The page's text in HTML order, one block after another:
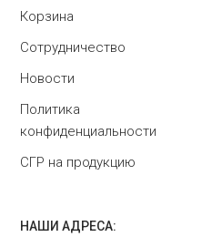
Корзина
Сотрудничество
Новости
Политика
конфиденциальности
СГР на продукцию
НАШИ АДРЕСА: